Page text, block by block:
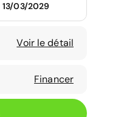
13/03/2029
Voir le détail
Financer